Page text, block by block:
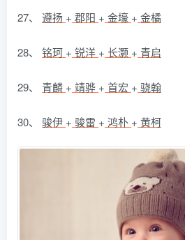
27、 遵扬 + 郡阳 + 金壕 + 金橘
28、 铭珂 + 锐洋 + 长灏 + 青启
29、 青麟 + 靖骅 + 首宏 + 骁翰
30、 骏伊 + 骏雷 + 鸿朴 + 黄柯